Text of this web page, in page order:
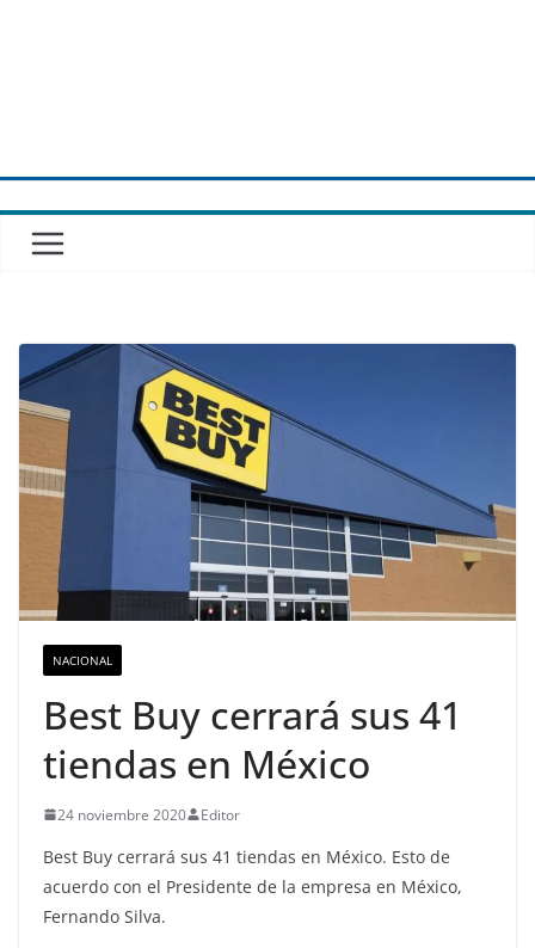
NACIONAL
Best Buy cerrará sus 41
tiendas en México
24 noviembre 2020 Editor
Best Buy cerrará sus 41 tiendas en México. Esto de
acuerdo con el Presidente de la empresa en México,
Fernando Silva.